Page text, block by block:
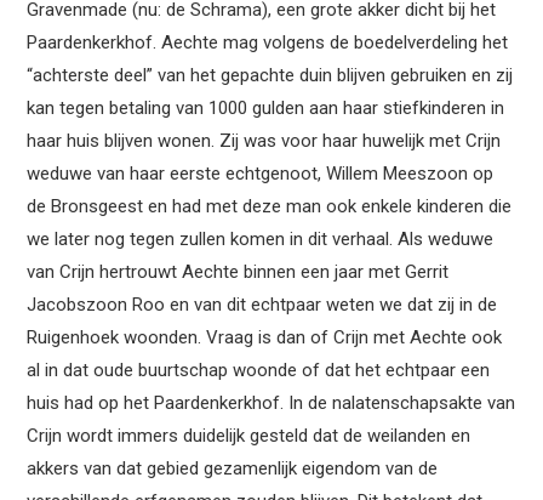
Gravenmade (nu: de Schrama), een grote akker dicht bij het
Paardenkerkhof. Aechte mag volgens de boedelverdeling het
“achterste deel” van het gepachte duin blijven gebruiken en zij
kan tegen betaling van 1000 gulden aan haar stiefkinderen in
haar huis blijven wonen. Zij was voor haar huwelijk met Crijn
weduwe van haar eerste echtgenoot, Willem Meeszoon op
de Bronsgeest en had met deze man ook enkele kinderen die
we later nog tegen zullen komen in dit verhaal. Als weduwe
van Crijn hertrouwt Aechte binnen een jaar met Gerrit
Jacobszoon Roo en van dit echtpaar weten we dat zij in de
Ruigenhoek woonden. Vraag is dan of Crijn met Aechte ook
al in dat oude buurtschap woonde of dat het echtpaar een
huis had op het Paardenkerkhof. In de nalatenschapsakte van
Crijn wordt immers duidelijk gesteld dat de weilanden en
akkers van dat gebied gezamenlijk eigendom van de